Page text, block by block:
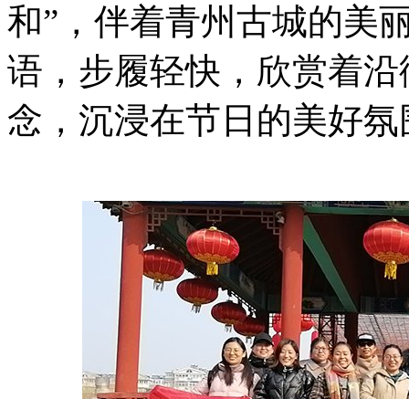
和”，伴着青州古城的美
语，步履轻快，欣赏着
念，沉浸在节日的美好